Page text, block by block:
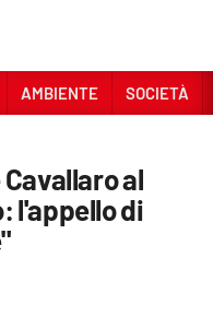
AMBIENTE SOCIETÀ
al
l'appello di